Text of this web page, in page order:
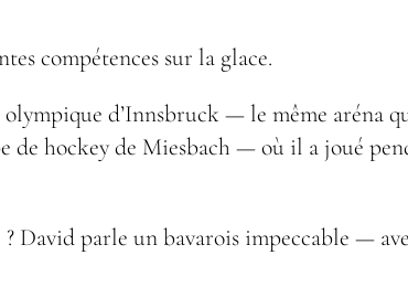
compétences sur la glace.
d’Innsbruck — le même aréna
de hockey de Miesbach — où il a joué
David parle un bavarois impeccable —